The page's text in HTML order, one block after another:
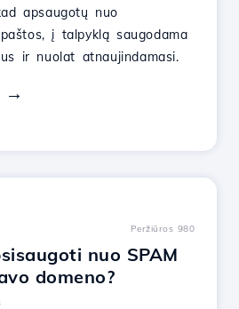
apsaugotų nuo
į talpyklą saugodama
ir nuolat atnaujindamasi.
Peržiūros 980
nuo SPAM
domeno?